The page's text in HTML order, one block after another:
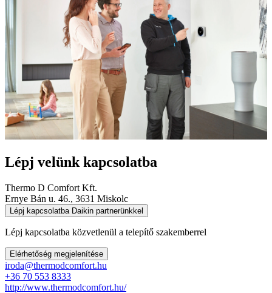
Lépj velünk kapcsolatba
Thermo D Comfort Kft.
Ernye Bán u. 46., 3631 Miskolc
Lépj kapcsolatba Daikin partnerünkkel
Lépj kapcsolatba közvetlenül a telepítő szakemberrel
Elérhetőség megjelenítése
iroda@thermodcomfort.hu
+36 70 553 8333
http://www.thermodcomfort.hu/